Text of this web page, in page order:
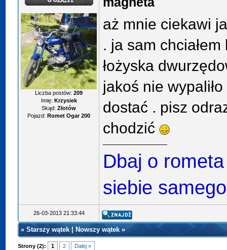
Liczba postów:209
Imię: Krzysiek
Skąd: Złotów
Pojazd: Romet Ogar 200
aż mnie ciekawi
. ja sam chciałem
łożyska
jakoś nie
dostać . pisz
chodzić
Dbaj o
siebie samego
26-03-2013 21:33:44
«Starszy wątek Nowszy wątek»
Strony (2): 1 2 Dalej »